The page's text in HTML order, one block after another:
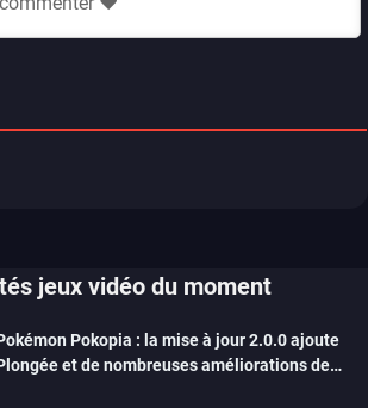
jeux vidéo du moment
Pokopia : la mise à jour 2.0.0 ajoute
et de nombreuses améliorations de